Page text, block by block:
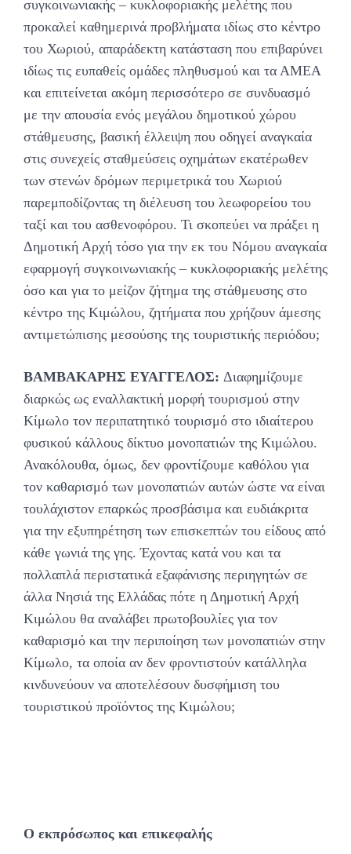
συγκοινωνιακής – κυκλοφοριακής μελέτης που
προκαλεί καθημερινά προβλήματα ιδίως στο κέντρο
του Χωριού, απαράδεκτη κατάσταση που επιβαρύνει
ιδίως τις ευπαθείς ομάδες πληθυσμού και τα ΑΜΕΑ
και επιτείνεται ακόμη περισσότερο σε συνδυασμό
με την απουσία ενός μεγάλου δημοτικού χώρου
στάθμευσης, βασική έλλειψη που οδηγεί αναγκαία
στις συνεχείς σταθμεύσεις οχημάτων εκατέρωθεν
των στενών δρόμων περιμετρικά του Χωριού
παρεμποδίζοντας τη διέλευση του λεωφορείου του
ταξί και του ασθενοφόρου. Τι σκοπεύει να πράξει η
Δημοτική Αρχή τόσο για την εκ του Νόμου αναγκαία
εφαρμογή συγκοινωνιακής – κυκλοφοριακής μελέτης
όσο και για το μείζον ζήτημα της στάθμευσης στο
κέντρο της Κιμώλου, ζητήματα που χρήζουν άμεσης
αντιμετώπισης μεσούσης της τουριστικής περιόδου;
ΒΑΜΒΑΚΑΡΗΣ ΕΥΑΓΓΕΛΟΣ: Διαφημίζουμε
διαρκώς ως εναλλακτική μορφή τουρισμού στην
Κίμωλο τον περιπατητικό τουρισμό στο ιδιαίτερου
φυσικού κάλλους δίκτυο μονοπατιών της Κιμώλου.
Ανακόλουθα, όμως, δεν φροντίζουμε καθόλου για
τον καθαρισμό των μονοπατιών αυτών ώστε να είναι
τουλάχιστον επαρκώς προσβάσιμα και ευδιάκριτα
για την εξυπηρέτηση των επισκεπτών του είδους από
κάθε γωνιά της γης. Έχοντας κατά νου και τα
πολλαπλά περιστατικά εξαφάνισης περιηγητών σε
άλλα Νησιά της Ελλάδας πότε η Δημοτική Αρχή
Κιμώλου θα αναλάβει πρωτοβουλίες για τον
καθαρισμό και την περιποίηση των μονοπατιών στην
Κίμωλο, τα οποία αν δεν φροντιστούν κατάλληλα
κινδυνεύουν να αποτελέσουν δυσφήμιση του
τουριστικού προϊόντος της Κιμώλου;
Ο εκπρόσωπος και επικεφαλής